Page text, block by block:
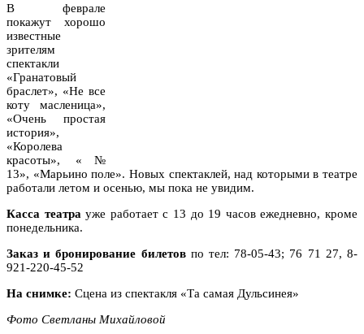
В феврале
покажут хорошо
известные
зрителям
спектакли
«Гранатовый
браслет», «Не все
коту масленица»,
«Очень простая
история»,
«Королева
красоты», «№
13», «Марьино поле». Новых спектаклей, над которыми в театре
работали летом и осенью, мы пока не увидим.
Касса театра уже работает с 13 до 19 часов ежедневно, кроме
понедельника.
Заказ и бронирование билетовпо тел: 78-05-43; 76 71 27, 8-
921-220-45-52
На снимке: Сцена из спектакля «Та самая Дульсинея»
Фото Светланы Михайловой